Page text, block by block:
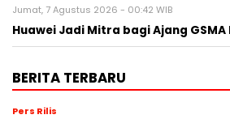
Jumat, 7 Agustus 2026 - 00:42 WIB
Huawei Jadi Mitra bagi Ajang GSMA
BERITA TERBARU
Pers Rilis